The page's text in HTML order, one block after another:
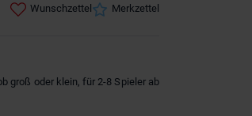
Wunschzettel Merkzettel
groß oder klein, für 2-8 Spieler ab